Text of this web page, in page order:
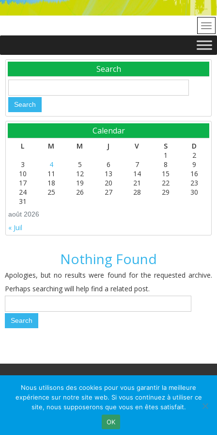
Search
Calendar
août 2026
L M M J V S
D
1
2
3
4 5 6 7 8
9
10
11 12 13 14 15
16
17
18 19 20 21 22
23
24
25 26 27 28 29
30
31
« Juil
Nothing Found
Apologies, but no results were found for the requested archive.
Perhaps searching will help find a related post.
Mairie du Passage d'Agen, BP 7, place du Général de Gaulle, 47520
Le Passage d'Agen - Téléphone: +33 5 53 77 18 77
Nous utilisons des cookies pour vous garantir la meilleure
expérience sur notre site web. Si vous continuez à utiliser ce
site, nous supposerons que vous en êtes satisfait.
OK